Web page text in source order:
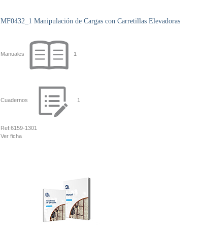
MF0432_1 Manipulación de Cargas con Carretillas Elevadoras
Manuales 1
Cuadernos 1
Ref:6159-1301
Ver ficha